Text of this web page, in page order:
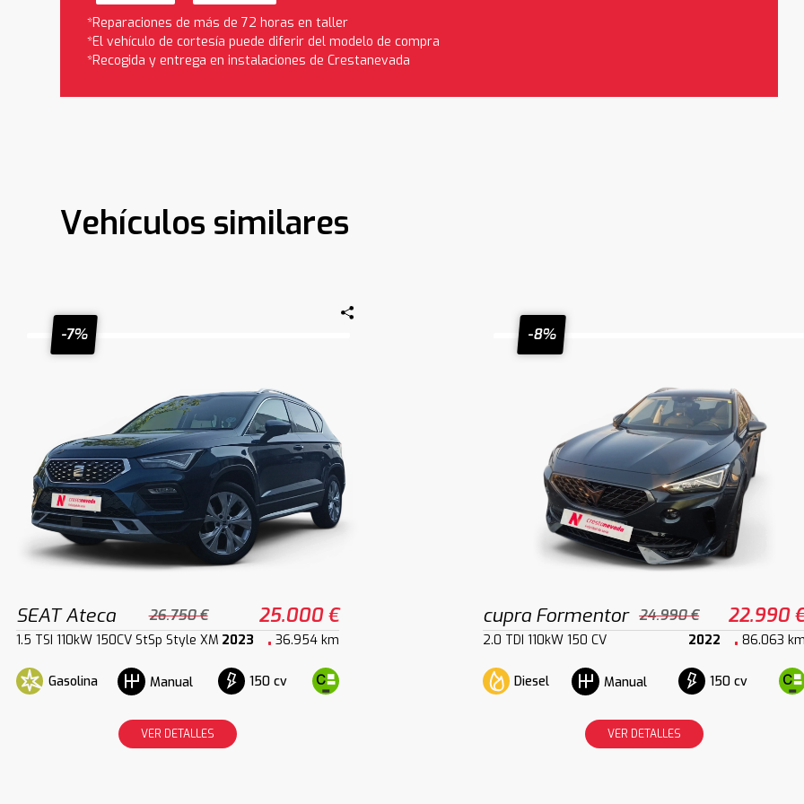
*Reparaciones de más de 72 horas en taller
*El vehículo de cortesía puede diferir del modelo de compra
*Recogida y entrega en instalaciones de Crestanevada
Vehículos similares
-7%
SEAT Ateca 26.750 € 25.000 €
1.5 TSI 110kW 150CV StSp Style XM 2023 36.954 km
Gasolina Manual 150 cv
VER DETALLES
-8%
cupra Formentor 24.990 € 22.990
2.0 TDI 110kW 150 CV 2022 86.063
Diesel Manual 150 cv
VER DETALLES